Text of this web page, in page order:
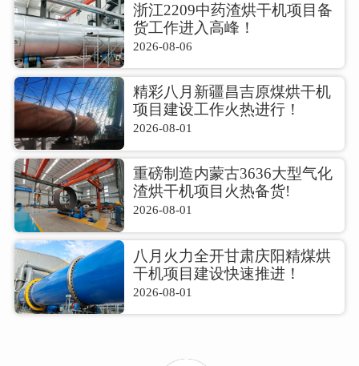
浙江2209中药渣烘干机项目备
货工作进入高峰！
2026-08-06
精彩八月新疆昌吉原煤烘干机
项目建设工作火热进行！
2026-08-01
重磅制造内蒙古3636大型气化
渣烘干机项目火热备货!
2026-08-01
八月火力全开甘肃庆阳精煤烘
干机项目建设快速推进！
2026-08-01